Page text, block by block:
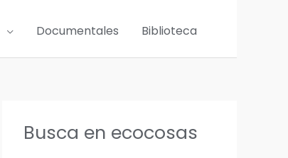
Documentales Biblioteca
Busca en ecocosas